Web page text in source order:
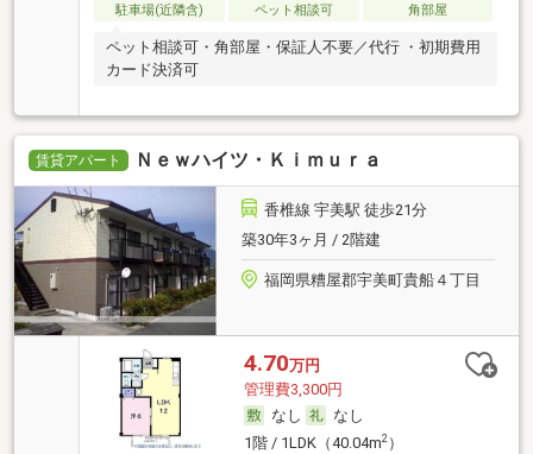
駐車場(近隣含)
ペット相談可 角部屋
ペット相談可・角部屋・保証人不要／代行 ・初期費用
カード決済可
賃貸アパート Ｎｅｗハイツ・Ｋｉｍｕｒａ
香椎線 宇美駅 徒歩21分
築30年3ヶ月 / 2階建
福岡県糟屋郡宇美町貴船４丁目
4.70万円
管理費3,300円
なし
なし
1階 / 1LDK（40.04m2）